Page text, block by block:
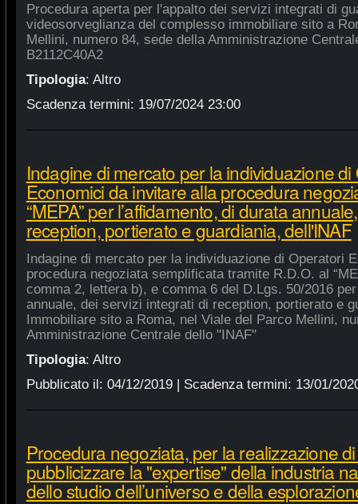
Procedura aperta per l'appalto dei servizi integrati di
videosorveglianza del complesso immobiliare sito a
Mellini, numero 84, sede della Amministrazione
B2112C40A2
Tipologia: Altro
Scadenza termini: 19/07/2024 23:00
Indagine di mercato per la individuazione
Economici da invitare alla procedura
“MEPA” per l’affidamento, di durata
reception, portierato e guardiania, dell'INAF
Indagine di mercato per la individuazione di Operatori
procedura negoziata semplificata tramite R.D.O. al
comma 2, lettera b), e comma 6 del D.Lgs. 50/2016
annuale, dei servizi integrati di reception, portierato e
Immobiliare sito a Roma, nel Viale del Parco Mellini,
Amministrazione Centrale dello "INAF"
Tipologia: Altro
Pubblicato il: 04/12/2019| Scadenza termini: 13/01/
Procedura negoziata, per la realizzazione
pubblicizzare la "expertise" della industria
dello studio dell’universo e della